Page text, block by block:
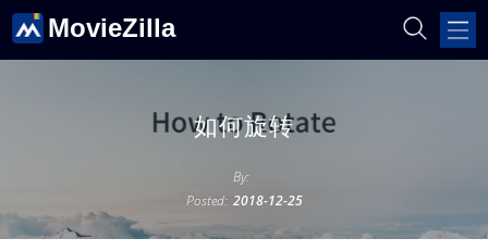
MovieZilla
如何旋转
By:
Posted: 2018-12-25